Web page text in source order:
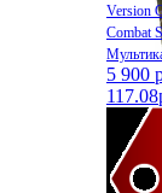
Version
Combat
5 900